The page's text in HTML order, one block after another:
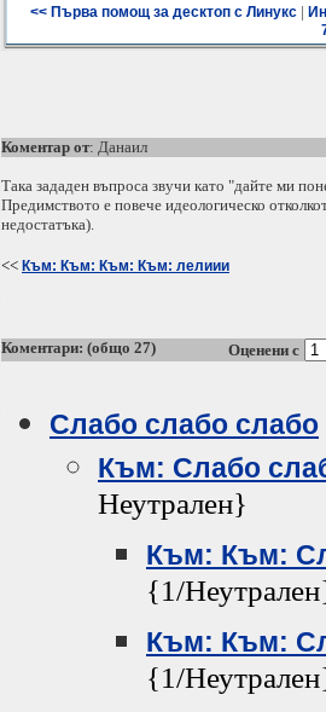
<< Първа помощ за десктоп с Линукс |
Коментар от: Данаил
Така зададен въпроса звучи като "дайте ми
Предимството е повече идеологическо
недостатъка).
<< Към: Към: Към: Към: лелиии
Коментари: (общо 27) Оценени с
Слабо слабо слабо
Към: Слабо
Неутрален}
Към: Към:
{1/
Към: Към:
{1/